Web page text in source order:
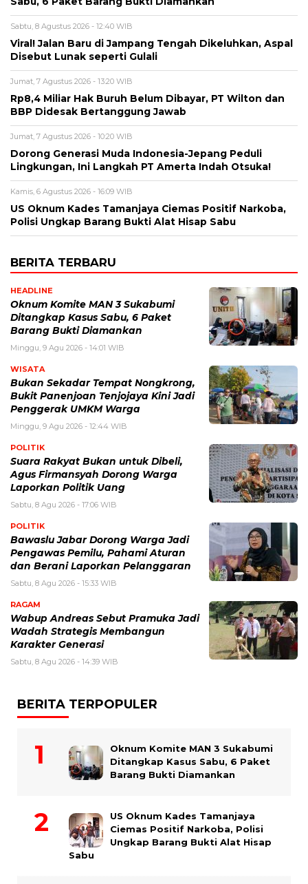
Sabtu, 8 Agustus 2026 - 12:40 WIB
Viral! Jalan Baru di Jampang Tengah Dikeluhkan, Aspal
Disebut Lunak seperti Gulali
Jumat, 7 Agustus 2026 - 13:20 WIB
Rp8,4 Miliar Hak Buruh Belum Dibayar, PT Wilton dan
BBP Didesak Bertanggung Jawab
Jumat, 7 Agustus 2026 - 10:20 WIB
Dorong Generasi Muda Indonesia-Jepang Peduli
Lingkungan, Ini Langkah PT Amerta Indah Otsuka!
Kamis, 6 Agustus 2026 - 16:09 WIB
US Oknum Kades Tamanjaya Ciemas Positif Narkoba,
Polisi Ungkap Barang Bukti Alat Hisap Sabu
BERITA TERBARU
HEADLINE
Oknum Komite MAN 3 Sukabumi
Ditangkap Kasus Sabu, 6 Paket
Barang Bukti Diamankan
Minggu, 9 Agu 2026 - 14:01 WIB
WISATA
Bukan Sekadar Tempat Nongkrong,
Bukit Panenjoan Tenjojaya Kini Jadi
Penggerak UMKM Warga
Minggu, 9 Agu 2026 - 12:44 WIB
POLITIK
Suara Rakyat Bukan untuk Dibeli,
Agus Firmansyah Dorong Warga
Laporkan Politik Uang
Sabtu, 8 Agu 2026 - 17:06 WIB
POLITIK
Bawaslu Jabar Dorong Warga Jadi
Pengawas Pemilu, Pahami Aturan
dan Berani Laporkan Pelanggaran
Sabtu, 8 Agu 2026 - 15:33 WIB
RAGAM
Wabup Andreas Sebut Pramuka Jadi
Wadah Strategis Membangun
Karakter Generasi ‎
Sabtu, 8 Agu 2026 - 14:39 WIB
BERITA TERPOPULER
Oknum Komite MAN 3 Sukabumi
Ditangkap Kasus Sabu, 6 Paket
Barang Bukti Diamankan
US Oknum Kades Tamanjaya
Ciemas Positif Narkoba, Polisi
Ungkap Barang Bukti Alat Hisap
Sabu